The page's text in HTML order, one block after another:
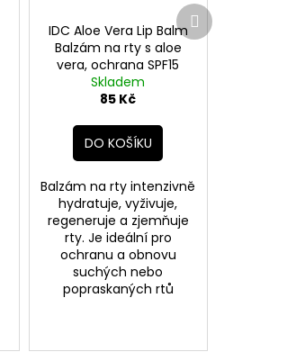
IDC Aloe Vera Lip Balm
Balzám na rty s aloe
vera, ochrana SPF15
Skladem
85 Kč
DO KOŠÍKU
Balzám na rty intenzivně
hydratuje, vyživuje,
regeneruje a zjemňuje
rty. Je ideální pro
ochranu a obnovu
suchých nebo
popraskaných rtů
Další
produkt